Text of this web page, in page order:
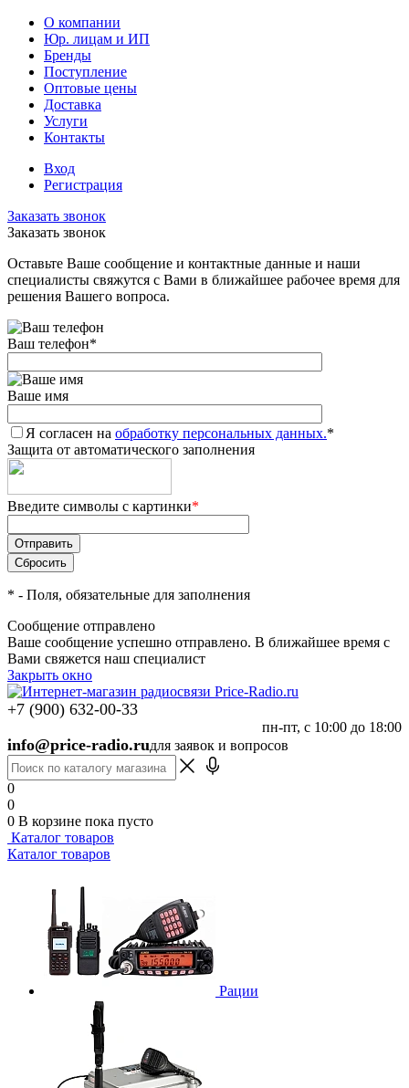
О компании
Юр. лицам и ИП
Бренды
Поступление
Оптовые цены
Доставка
Услуги
Контакты
Вход
Регистрация
Заказать звонок
Заказать звонок
Оставьте Ваше сообщение и контактные данные и наши
специалисты свяжутся с Вами в ближайшее рабочее время для
решения Вашего вопроса.
Ваш телефон*
Ваше имя
Я согласен на обработку персональных данных.*
Защита от автоматического заполнения
Введите символы с картинки*
* - Поля, обязательные для заполнения
Сообщение отправлено
Ваше сообщение успешно отправлено. В ближайшее время с
Вами свяжется наш специалист
Закрыть окно
+7 (900) 632-00-33
пн-пт, с 10:00 до 18:00
info@price-radio.ruдля заявок и вопросов
0
0
0 В корзине пока пусто
Каталог товаров
Каталог товаров
Рации